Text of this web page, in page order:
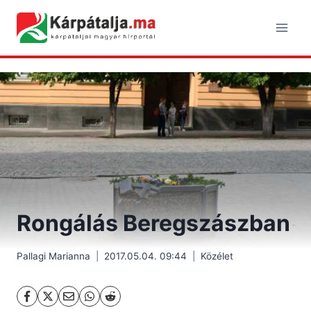
content
Rongálás Beregszászban
Pallagi Marianna 2017.05.04. 09:44 Közélet